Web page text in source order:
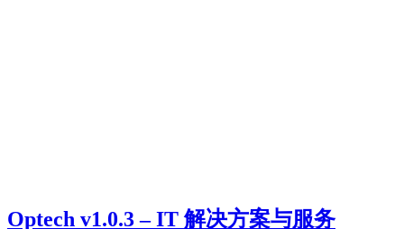
Optech v1.0.3 – IT 解决方案与服务